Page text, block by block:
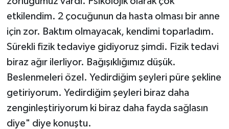
etkilendim. 2 çocuğunun da hasta olması bir anne
için zor. Baktım olmayacak, kendimi toparladım.
Sürekli fizik tedaviye gidiyoruz şimdi. Fizik tedavi
biraz ağır ilerliyor. Bağışıklığımız düşük.
Beslenmeleri özel. Yedirdiğim şeyleri püre şekline
getiriyorum. Yedirdiğim şeyleri biraz daha
zenginleştiriyorum ki biraz daha fayda sağlasın
diye" diye konuştu.